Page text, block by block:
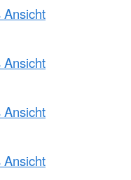
Ansicht
Ansicht
Ansicht
Ansicht